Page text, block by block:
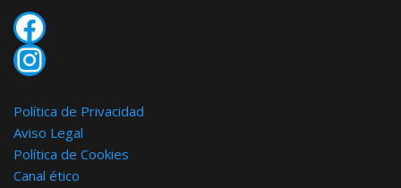
Facebook
Instagram
Política de Privacidad
Aviso Legal
Política de Cookies
Canal ético